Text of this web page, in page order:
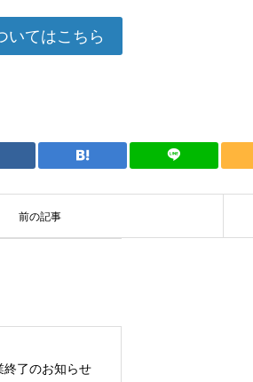
いてはこちら
前の記事
終了のお知らせ